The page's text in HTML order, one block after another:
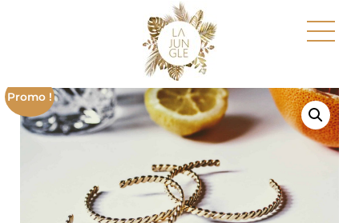
Promo !